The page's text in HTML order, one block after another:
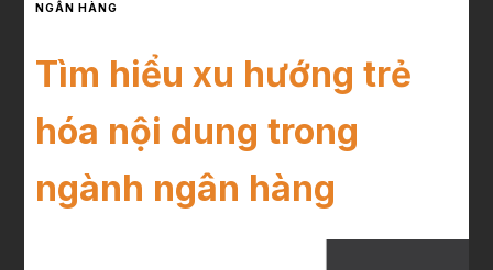
NGÂN HÀNG
Tìm hiểu xu hướng trẻ
hóa nội dung trong
ngành ngân hàng